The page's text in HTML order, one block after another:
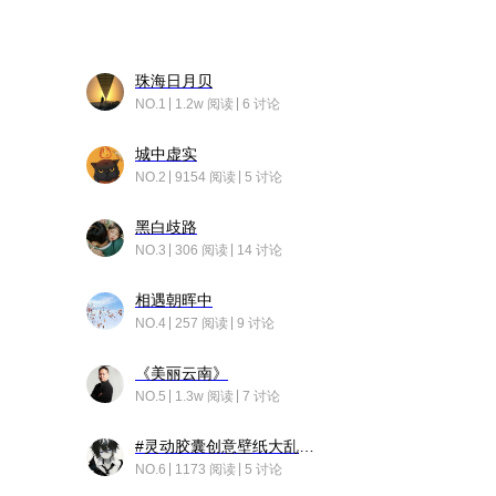
珠海日月贝
NO.1 1.2w 阅读 6 讨论
城中虚实
NO.2 9154 阅读 5 讨论
黑白歧路
NO.3 306 阅读 14 讨论
相遇朝晖中
NO.4 257 阅读 9 讨论
《美丽云南》
NO.5 1.3w 阅读 7 讨论
NO.6 1173 阅读 5 讨论